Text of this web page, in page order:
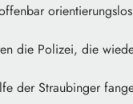
die Polizei, die
der Straubinger